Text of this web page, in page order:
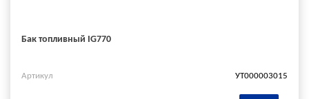
Бак топливный IG770
Артикул УТ000003015